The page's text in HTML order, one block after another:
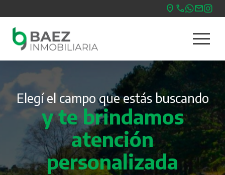
al
contenido
principal
menu
Elegí el campo que estás buscando
y te brindamos
atención
personalizada